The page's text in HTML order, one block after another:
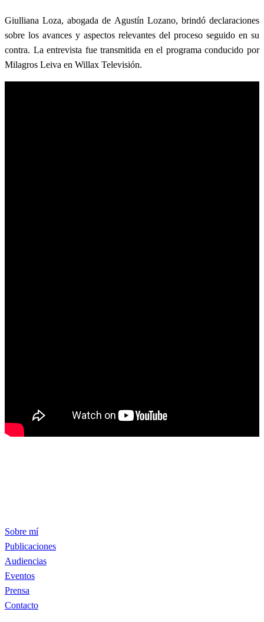
Giulliana Loza, abogada de Agustín Lozano, brindó declaraciones
sobre los avances y aspectos relevantes del proceso seguido en su
contra. La entrevista fue transmitida en el programa conducido por
Milagros Leiva en Willax Televisión.
Sobre mí
Publicaciones
Audiencias
Eventos
Prensa
Contacto